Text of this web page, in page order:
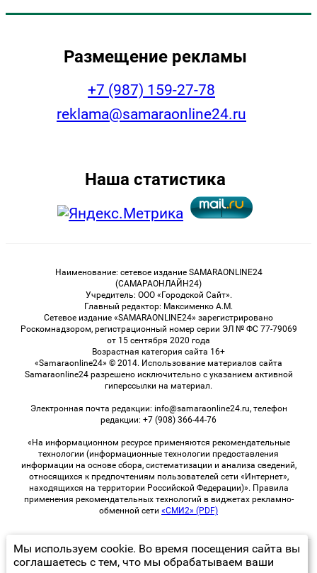
Размещение рекламы
+7 (987) 159-27-78
reklama@samaraonline24.ru
Наша статистика
Наименование: сетевое издание SAMARAONLINE24
(САМАРАОНЛАЙН24)
Учредитель: ООО «Городской Сайт».
Главный редактор: Максименко А.М.
Сетевое издание «SAMARAONLINE24» зарегистрировано
Роскомнадзором, регистрационный номер серии ЭЛ № ФС 77-79069
от 15 сентября 2020 года
Возрастная категория сайта 16+
«Samaraonline24» © 2014. Использование материалов сайта
Samaraonline24 разрешено исключительно с указанием активной
гиперссылки на материал.
Электронная почта редакции: info@samaraonline24.ru, телефон
редакции: +7 (908) 366-44-76
«На информационном ресурсе применяются рекомендательные
технологии (информационные технологии предоставления
информации на основе сбора, систематизации и анализа сведений,
относящихся к предпочтениям пользователей сети «Интернет»,
находящихся на территории Российской Федерации)». Правила
применения рекомендательных технологий в виджетах рекламно-
обменной сети «СМИ2» (PDF)
© 2026 «samaraOnline24» | Все права защищены
Мы используем cookie. Во время посещения сайта вы
соглашаетесь с тем, что мы обрабатываем ваши